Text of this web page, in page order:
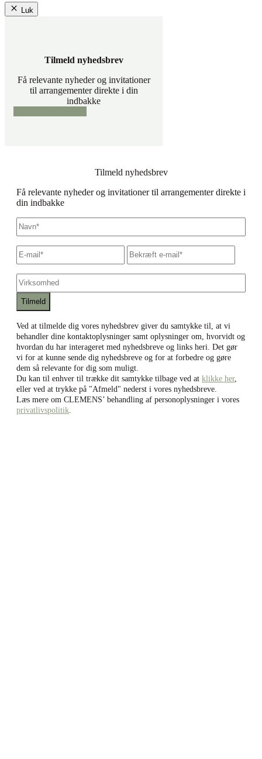
Luk
Tilmeld nyhedsbrev
Få relevante nyheder og invitationer
til arrangementer direkte i din
indbakke
Tilmeld nyhedsbrev
Få relevante nyheder og invitationer til arrangementer direkte i
din indbakke
Navn *
E-
mail*
Skriv
e-
Virksomhed
Ved at tilmelde dig vores nyhedsbrev giver du samtykke til, at vi
behandler dine kontaktoplysninger samt oplysninger om, hvorvidt og
hvordan du har interageret med nyhedsbreve og links heri. Det gør
vi for at kunne sende dig nyhedsbreve og for at forbedre og gøre
dem så relevante for dig som muligt.
Du kan til enhver til trække dit samtykke tilbage ved at klikke her,
eller ved at trykke på "Afmeld" nederst i vores nyhedsbreve.
Læs mere om CLEMENS’ behandling af personoplysninger i vores
privatlivspolitik